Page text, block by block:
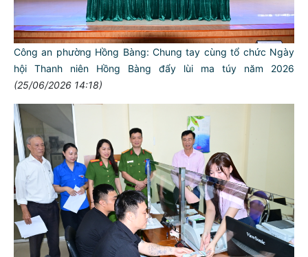
Công an phường Hồng Bàng: Chung tay cùng tổ chức Ngày
hội Thanh niên Hồng Bàng đẩy lùi ma túy năm 2026
(25/06/2026 14:18)